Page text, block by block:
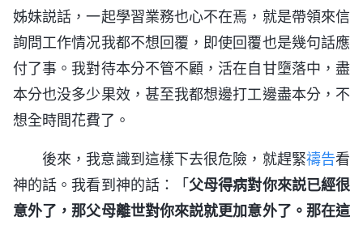
姊妹説話，一起學習業務也心不在焉，就是帶領來信
詢問工作情况我都不想回覆，即使回覆也是幾句話應
付了事。我對待本分不管不顧，活在自甘墮落中，盡
本分也没多少果效，甚至我都想邊打工邊盡本分，不
想全時間花費了。
後來，我意識到這樣下去很危險，就趕緊禱告看
神的話。我看到神的話：「父母得病對你來説已經很
意外了，那父母離世對你來説就更加意外了。那在這